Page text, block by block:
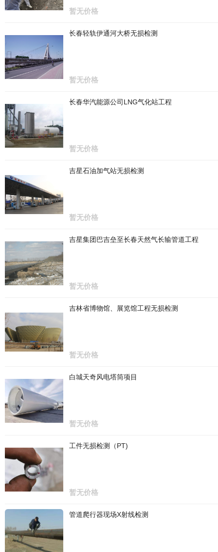
暂无价格
长春轻轨伊通河大桥无损检测
暂无价格
长春华汽能源公司LNG气化站工程
暂无价格
吉星石油加气站无损检测
暂无价格
吉星集团巴吉垒至长春天然气长输管道工程
暂无价格
吉林省博物馆、展览馆工程无损检测
暂无价格
白城天奇风电塔筒项目
暂无价格
工件无损检测（PT)
暂无价格
管道爬行器现场X射线检测